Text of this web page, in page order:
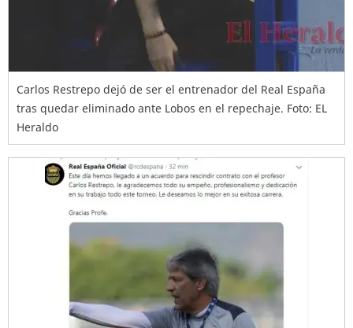
Carlos Restrepo dejó de ser el entrenador del Real España
tras quedar eliminado ante Lobos en el repechaje. Foto: EL
Heraldo